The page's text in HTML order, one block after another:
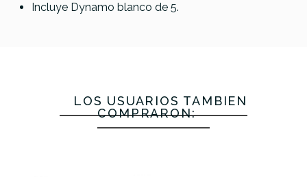
Incluye Dynamo blanco de 5.
LOS USUARIOS TAMBIÉN
COMPRARON: